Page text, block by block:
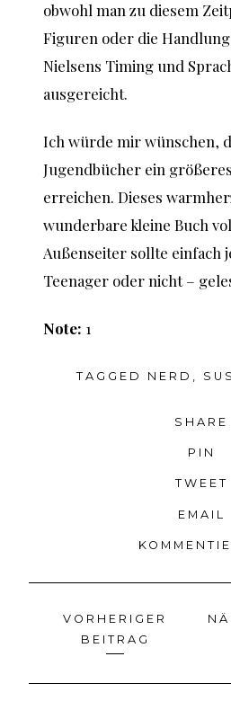
obwohl man zu diesem
Figuren oder die
Nielsens Timing und
ausgereicht.
Ich würde mir wünschen,
Jugendbücher ein
erreichen. Dieses
wunderbare kleine Buch
Außenseiter sollte einfach
Teenager oder nicht –
Note: 1
TAGGED NERD
SHARE
PIN
TWEET
EMAIL
Beitragsnavigation
VORHERIGER
BEITRAG